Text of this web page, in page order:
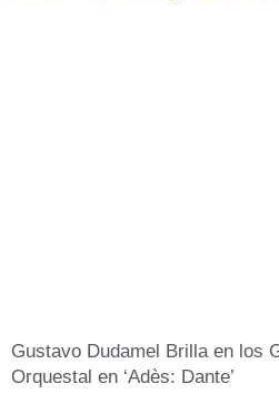
Gustavo Dudamel Brilla en los
Orquestal en ‘Adès: Dante’